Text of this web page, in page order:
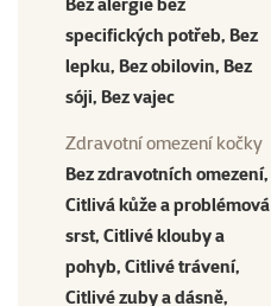
specifických potřeb, Bez
lepku, Bez obilovin, Bez
sóji, Bez vajec
Zdravotní omezení kočky
Bez zdravotních omezení,
Citlivá kůže a problémová
srst, Citlivé klouby a
pohyb, Citlivé trávení,
Citlivé zuby a dásně,